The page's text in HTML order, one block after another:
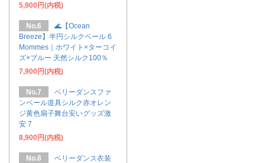
5,900円(内税)
No.6
🌊【Ocean
Breeze】半円シルクベール 6
Mommes｜ホワイト×ターコイ
ズ×ブルー 天然シルク100％
7,900円(内税)
No.7
ベリーダンスファ
ンベール道具シルク赤オレン
ジ黄色扇子舞台安いグッズ激
安 7
8,900円(内税)
No.8
ベリーダンス衣装